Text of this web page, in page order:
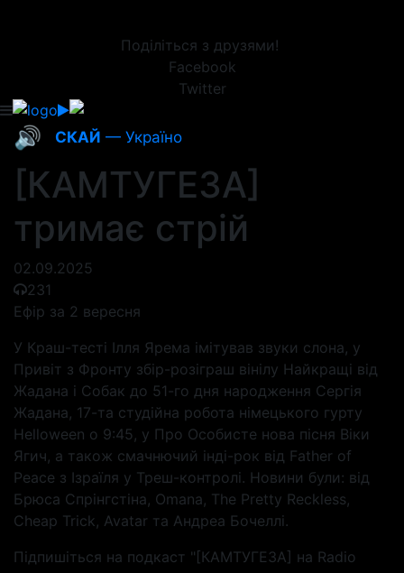
Поділіться з друзями!
Facebook
Twitter
🔊 СКАЙ — Україно
[КАМТУГЕЗА]
тримає стрій
02.09.2025
231
Ефір за 2 вересня
У Краш-тесті Ілля Ярема імітував звуки слона, у
Привіт з Фронту збір-розіграш вінілу Найкращі від
Жадана і Собак до 51-го дня народження Сергія
Жадана, 17-та студійна робота німецького гурту
Helloween о 9:45, у Про Особисте нова пісня Віки
Ягич, а також смачнючий інді-рок від Father of
Peace з Ізраїля у Треш-контролі. Новини були: від
Брюса Спрінгстіна, Omana, The Pretty Reckless,
Cheap Trick, Avatar та Андреа Бочеллі.
Підпишіться на подкаст "[КАМТУГЕЗА] на Radio